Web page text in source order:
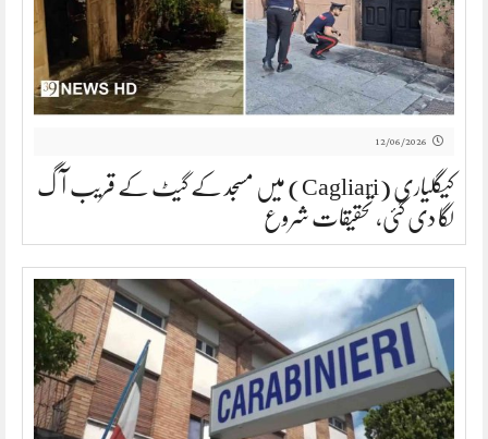
12/06/2026
کیگلیاری (Cagliari) میں مسجد کے گیٹ کے قریب آگ
لگا دی گئی، تحقیقات شروع